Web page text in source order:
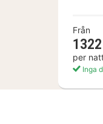
Från
per
Inga